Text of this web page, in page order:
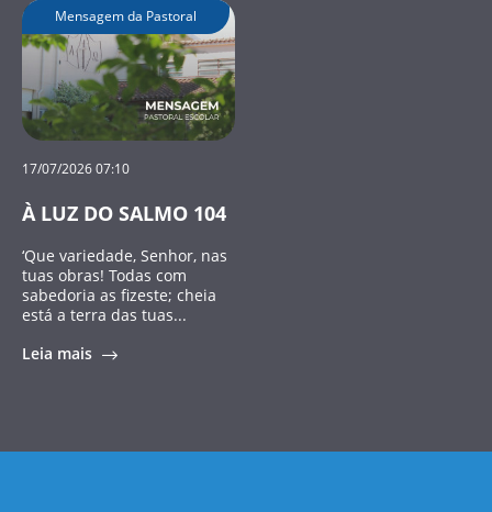
Mensagem da Pastoral
17/07/2026 07:10
À LUZ DO SALMO 104
‘Que variedade, Senhor, nas
tuas obras! Todas com
sabedoria as fizeste; cheia
está a terra das tuas...
Leia mais